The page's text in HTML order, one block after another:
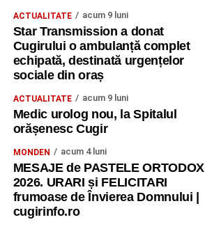
ACTUALITATE acum 9 luni
Star Transmission a donat
Cugirului o ambulanță complet
echipată, destinată urgențelor
sociale din oraș
ACTUALITATE acum 9 luni
Medic urolog nou, la Spitalul
orășenesc Cugir
MONDEN acum 4 luni
MESAJE de PASTELE ORTODOX
2026. URARI și FELICITARI
frumoase de Învierea Domnului |
cugirinfo.ro